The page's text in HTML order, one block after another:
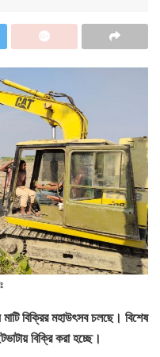
বিক্রির মহাউৎসব চলছে। বিশেষ
বিক্রি করা হচ্ছে।